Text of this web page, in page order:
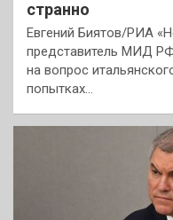
странно
Евгений Биятов/РИА
представитель МИД
на вопрос
попытках…